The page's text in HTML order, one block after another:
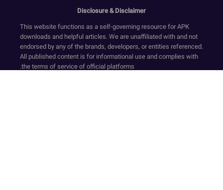
Disclosure & Disclaimer
This website functions as a self-governing resource for APK
downloads and helpful articles. We are unaffiliated with and not
endorsed by any of the brands, developers, or entities referenced.
All published content is for informational use and complies with
the terms of service of official platforms.